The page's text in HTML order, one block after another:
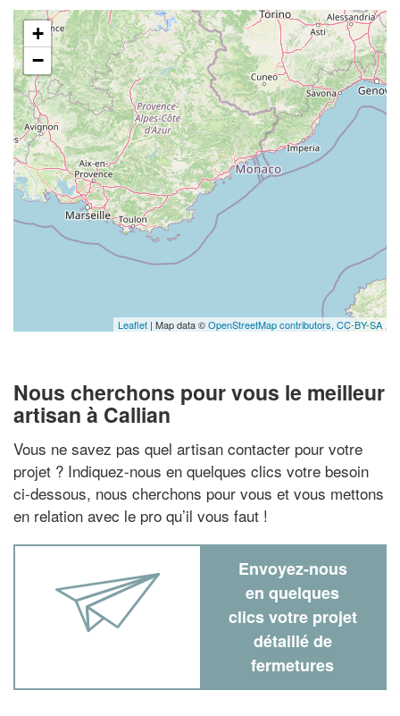
+
−
Leaflet | Map data ©OpenStreetMap contributors, CC-BY-SA
Nous cherchons pour vous le meilleur
artisan à Callian
Vous ne savez pas quel artisan contacter pour votre
projet ? Indiquez-nous en quelques clics votre besoin
ci-dessous, nous cherchons pour vous et vous mettons
en relation avec le pro qu’il vous faut !
Envoyez-nous
en quelques
clics votre projet
détaillé de
fermetures